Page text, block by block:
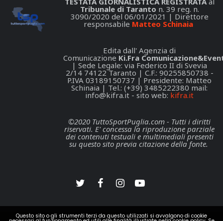
Tribunale di Taranto n. 39 reg. n.
3090/2020 del 06/01/2021 | Direttore
responsabile Matteo Schinaia
Edita dall' Agenzia di
Comunicazione Ki.Fra
| Sede Legale: via Federico II di Svevia
2/14 74122 Taranto | C.F.: 90255850738 -
P.IVA 03189150737 | Presidente: Matteo
Schinaia | Tel.: (+39) 3485222380 mail:
info@kifra.it - sito web: kifra.it
©2020 TuttoSportPuglia.com - Tutti i diritti
riservati. E' concessa la riproduzione parziale
dei contenuti testuali e multimediali presenti
su questo sito previa citazione della fonte.
Questo sito o gli strumenti terzi da questo utilizzati si avvalgono di cookie